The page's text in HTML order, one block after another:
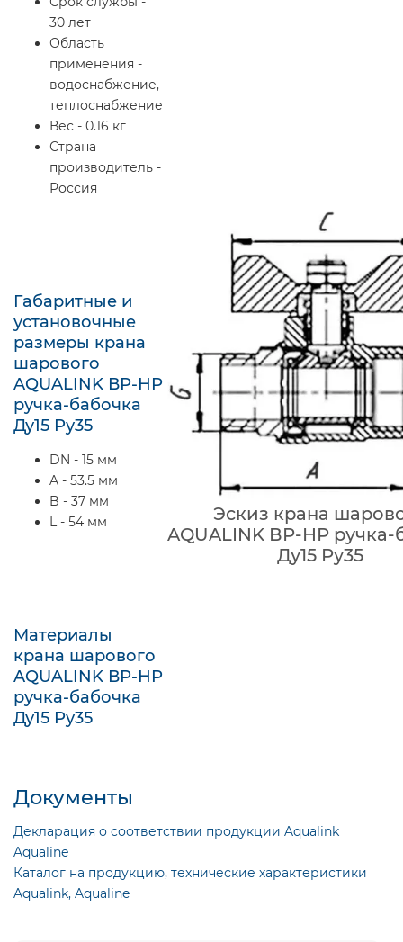
30 лет
Область
применения -
водоснабжение,
теплоснабжение
Вес - 0.16 кг
Страна
производитель -
Россия
Габаритные и
установочные
размеры крана
шарового
AQUALINK ВР-НР
ручка-бабочка
Ду15 Ру35
DN - 15 мм
A - 53.5 мм
B - 37 мм
L - 54 мм
Эскиз крана
AQUALINK ВР-НР ручка-
Ду15 Ру35
Материалы
крана шарового
AQUALINK ВР-НР
ручка-бабочка
Ду15 Ру35
Документы
Декларация о соответствии продукции Aqualink
Aqualine
Каталог на продукцию, технические характеристики
Aqualink, Aqualine